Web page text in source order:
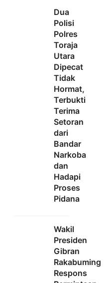
Dua
Polisi
Polres
Toraja
Utara
Dipecat
Tidak
Hormat,
Terbukti
Terima
Setoran
dari
Bandar
Narkoba
dan
Hadapi
Proses
Pidana
Wakil
Presiden
Gibran
Rakabuming
Respons